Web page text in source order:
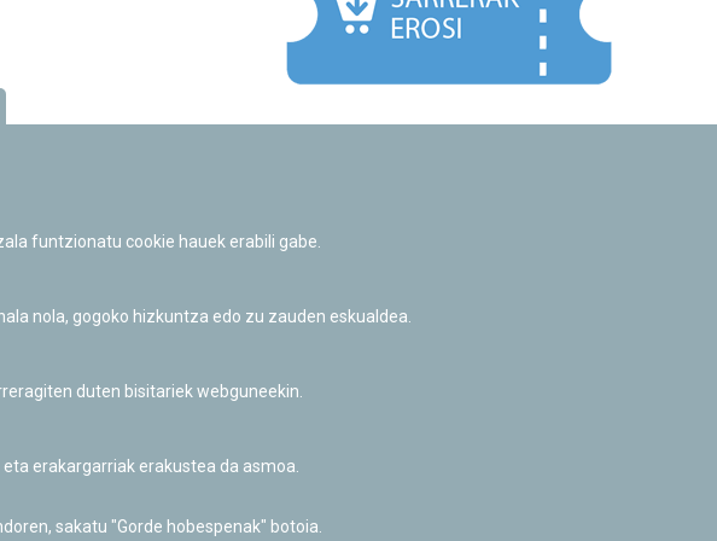
Informazio publikoa eskatzeko baimena
funtzionatu cookie hauek erabili gabe.
nola, gogoko hizkuntza edo zu zauden eskualdea.
duten bisitariek webguneekin.
erakargarriak erakustea da asmoa.
sakatu "Gorde hobespenak" botoia.